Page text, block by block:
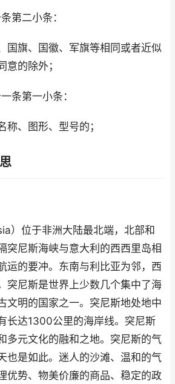
第二小条：
国旗、国徽、军旗等相同或者近似
意的除外；
条第一小条：
称、图形、型号的；
）位于非洲大陆最北端，北部和
突尼斯海峡与意大利的西西里岛相
运的要冲。东南与利比亚为邻，西
突尼斯是世界上少数几个集中了海
文明的国家之一。突尼斯地处地中
长达1300公里的海岸线。突尼斯
多元文化的融和之地。突尼斯的气
也是如此。迷人的沙滩、温和的气
优势、物美价廉的商品、稳定的政